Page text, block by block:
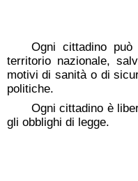
Ogni cittadino
territorio nazionale,
motivi di sanità o di
politiche.
Ogni cittadino è
gli obblighi di legge.